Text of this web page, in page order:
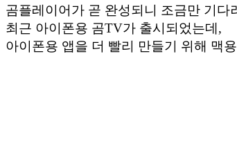
곰플레이어가 곧 완성되니 조금만 기
최근 아이폰용 곰TV가 출시되었는데,
아이폰용 앱을 더 빨리 만들기 위해 맥